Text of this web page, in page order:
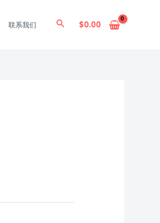
联系我们
搜
$0.00